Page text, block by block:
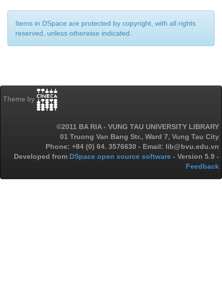
Items in DSpace are protected by copyright, with all rights
reserved, unless otherwise indicated.
Theme by
©2011 BA RIA - VUNG TAU UNIVERSITY LIBRARY
01 Truong Van Bang Str., Ward 7, Vung Tau City
Phone: +84 (0) 64. 3576630 - Email: lib@bvu.edu.vn
Developed from DSpace open source software - Version 5.9 -
Feedback